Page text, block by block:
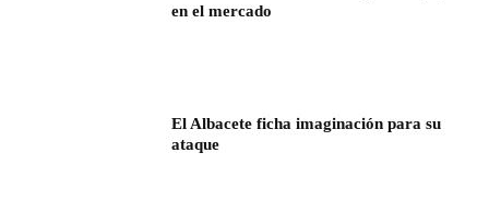
en el mercado
El Albacete ficha imaginación para su
ataque